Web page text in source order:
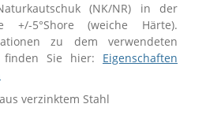
(NK/NR) in der
+/-5°Shore (weiche Härte).
zu dem verwendeten
finden Sie hier: Eigenschaften
verzinktem Stahl